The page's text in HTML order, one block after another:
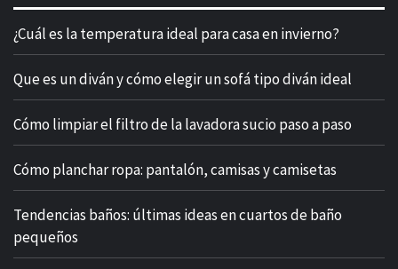
¿Cuál es la temperatura ideal para casa en invierno?
Que es un diván y cómo elegir un sofá tipo diván ideal
Cómo limpiar el filtro de la lavadora sucio paso a paso
Cómo planchar ropa: pantalón, camisas y camisetas
Tendencias baños: últimas ideas en cuartos de baño
pequeños